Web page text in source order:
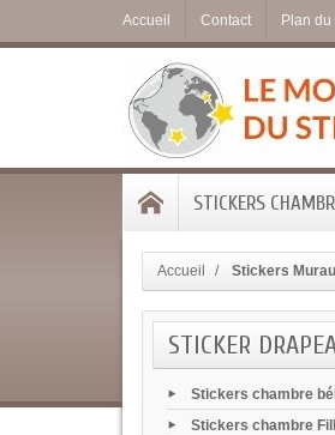
Accueil Contact Plan du
STICKERS
Accueil Stickers
STICKER
Stickers chambre
Stickers chambre